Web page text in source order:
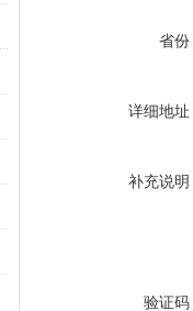
省份
详细地址
补充说明
验证码